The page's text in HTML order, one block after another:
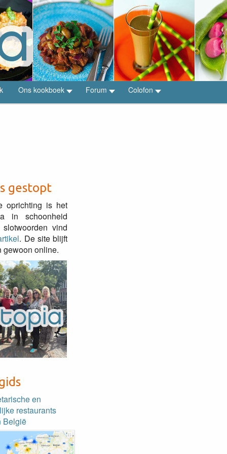
Ons kookboek Forum Colofon
gestopt
oprichting is het
in schoonheid
vind
. De site blijft
gewoon online.
en
restaurants
België